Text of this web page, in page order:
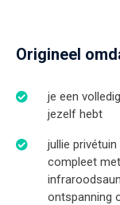
Origineel
je een
jezelf hebt
jullie
compleet
ontspanning